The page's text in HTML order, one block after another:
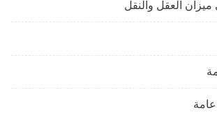
العقل والنقل